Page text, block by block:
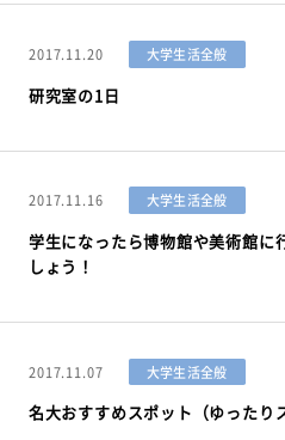
2017.11.20 大学生活全般
研究室の1日
2017.11.16 大学生活全般
学生になったら博物館や美術館に
しょう！
2017.11.07 大学生活全般
名大おすすめスポット（ゆったり